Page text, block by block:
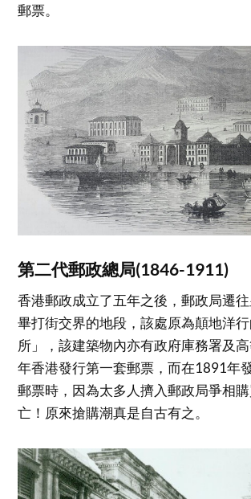
郵票。
第二代郵政總局(1846-1911)
香港郵政成立了五年之後，郵政局遷
畢打街交界的地段，該處原為顛地洋
所」，該建築物內亦有政府庫務署及
年香港發行第一套郵票，而在1891年
郵票時，因為太多人擠入郵政局爭相
亡！原來搶購潮真是自古有之。